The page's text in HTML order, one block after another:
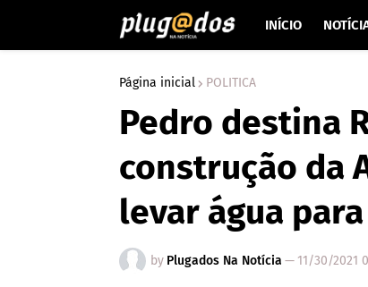
INÍCIO
Página inicial POLITICA
Pedro destina
construção da
levar água
by Plugados Na Notícia — 11/30/2021